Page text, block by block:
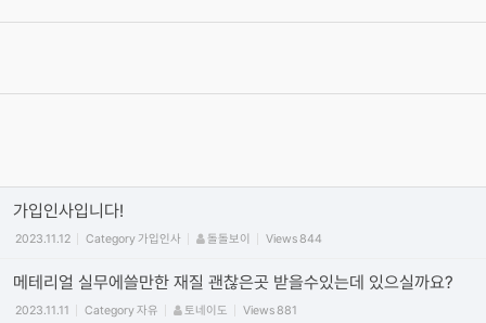
가입인사입니다!
2023.11.12 Category가입인사 돌돌보이 Views844
메테리얼 실무에쓸만한 재질 괜찮은곳 받을수있는데 있으실까요?
2023.11.11 Category자유 토네이도 Views881